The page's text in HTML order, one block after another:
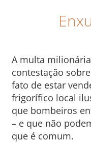
A multa
contestação
fato de estar
frigorífico local
que bombeiros
– e que não
que é comum.